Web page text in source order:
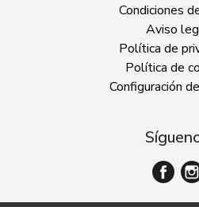
Condiciones
Aviso
Política de
Política de
Configuración